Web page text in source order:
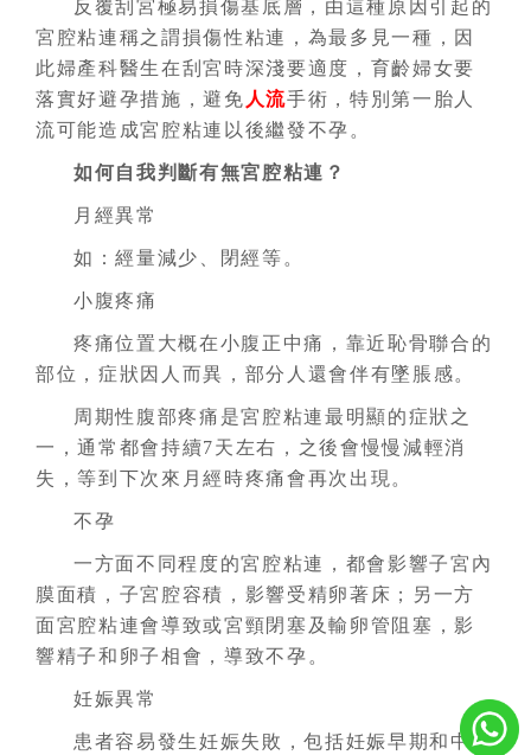
反覆刮宮極易損傷基底層，由這種原因引起的
宮腔粘連稱之謂損傷性粘連，為最多見一種，因
此婦產科醫生在刮宮時深淺要適度，育齡婦女要
落實好避孕措施，避免 人流手術，特別第一胎人
流可能造成宮腔粘連以後繼發不孕。
如何自我判斷有無宮腔粘連？
月經異常
如：經量減少、閉經等。
小腹疼痛
疼痛位置大概在小腹正中痛，靠近恥骨聯合的
部位，症狀因人而異，部分人還會伴有墜脹感。
周期性腹部疼痛是宮腔粘連最明顯的症狀之
一，通常都會持續7天左右，之後會慢慢減輕消
失，等到下次來月經時疼痛會再次出現。
不孕
一方面不同程度的宮腔粘連，都會影響子宮內
膜面積，子宮腔容積，影響受精卵著床；另一方
面宮腔粘連會導致或宮頸閉塞及輸卵管阻塞，影
響精子和卵子相會，導致不孕。
妊娠異常
患者容易發生妊娠失敗，包括妊娠早期和中期